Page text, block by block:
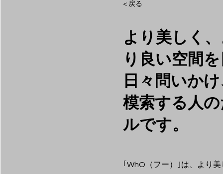
< 戻る
より美しく
り良い空間
日々問いか
模索する人
ルです。
｢WhO（フー）｣は、より